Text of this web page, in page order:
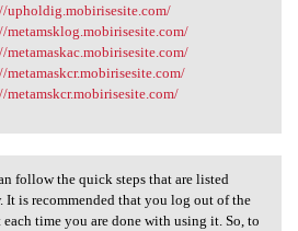
upholdig.mobirisesite.com/
metamsklog.mobirisesite.com/
metamaskac.mobirisesite.com/
metamaskcr.mobirisesite.com/
metamskcr.mobirisesite.com/
follow the quick
follow the quick steps that are listed
It is recommended that you log out of the
time you are done with using it. So, to